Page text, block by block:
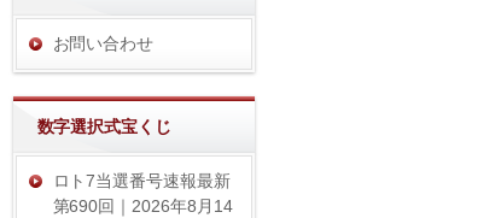
お問い合わせ
数字選択式宝くじ
ロト7当選番号速報最新
第690回｜2026年8月14